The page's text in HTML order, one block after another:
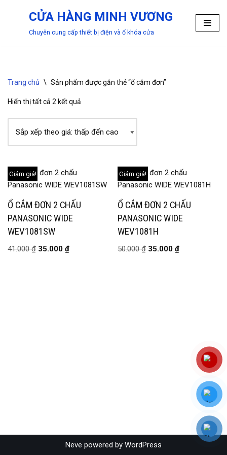
CỬA HÀNG MINH VƯƠNG
Chuyên cung cấp thiết bị điện và ổ khóa cửa
Trang chủ \ Sản phẩm được gắn thẻ “ổ cắm đơn”
Hiển thị tất cả 2 kết quả
Giảm giá!
Ổ CẮM ĐƠN 2 CHẤU
PANASONIC WIDE
WEV1081SW
41.000₫ 35.000 ₫
Giảm giá!
Ổ CẮM ĐƠN 2 CHẤU
PANASONIC WIDE
WEV1081H
50.000₫ 35.000₫
Neve powered by WordPress